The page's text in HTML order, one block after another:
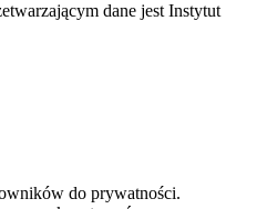
dane jest Instytut
do prywatności.